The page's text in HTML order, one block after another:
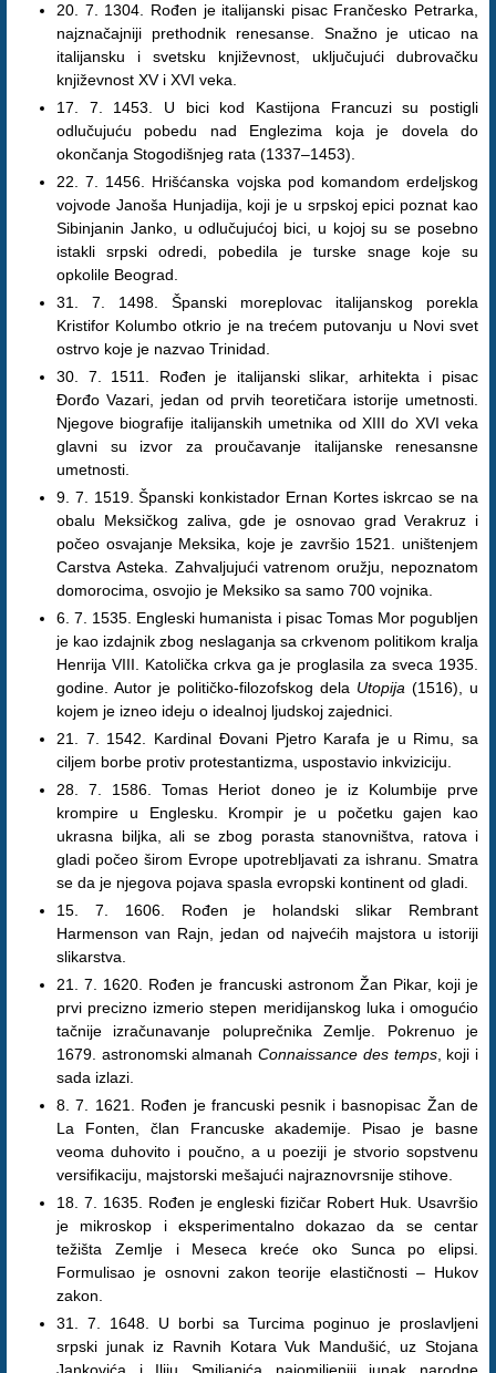
20. 7. 1304. Rođen je italijanski pisac Frančesko Petrarka,
najznačajniji prethodnik renesanse. Snažno je uticao na
italijansku i svetsku književnost, uključujući dubrovačku
književnost XV i XVI veka.
17. 7. 1453. U bici kod Kastijona Francuzi su postigli
odlučujuću pobedu nad Englezima koja je dovela do
okončanja Stogodišnjeg rata (1337–1453).
22. 7. 1456. Hrišćanska vojska pod komandom erdeljskog
vojvode Janoša Hunjadija, koji je u srpskoj epici poznat kao
Sibinjanin Janko, u odlučujućoj bici, u kojoj su se posebno
istakli srpski odredi, pobedila je turske snage koje su
opkolile Beograd.
31. 7. 1498. Španski moreplovac italijanskog porekla
Kristifor Kolumbo otkrio je na trećem putovanju u Novi svet
ostrvo koje je nazvao Trinidad.
30. 7. 1511. Rođen je italijanski slikar, arhitekta i pisac
Đorđo Vazari, jedan od prvih teoretičara istorije umetnosti.
Njegove biografije italijanskih umetnika od XIII do XVI veka
glavni su izvor za proučavanje italijanske renesansne
umetnosti.
9. 7. 1519. Španski konkistador Ernan Kortes iskrcao se na
obalu Meksičkog zaliva, gde je osnovao grad Verakruz i
počeo osvajanje Meksika, koje je završio 1521. uništenjem
Carstva Asteka. Zahvaljujući vatrenom oružju, nepoznatom
domorocima, osvojio je Meksiko sa samo 700 vojnika.
6. 7. 1535. Engleski humanista i pisac Tomas Mor pogubljen
je kao izdajnik zbog neslaganja sa crkvenom politikom kralja
Henrija VIII. Katolička crkva ga je proglasila za sveca 1935.
godine. Autor je političko-filozofskog dela Utopija (1516), u
kojem je izneo ideju o idealnoj ljudskoj zajednici.
21. 7. 1542. Kardinal Đovani Pjetro Karafa je u Rimu, sa
ciljem borbe protiv protestantizma, uspostavio inkviziciju.
28. 7. 1586. Tomas Heriot doneo je iz Kolumbije prve
krompire u Englesku. Krompir je u početku gajen kao
ukrasna biljka, ali se zbog porasta stanovništva, ratova i
gladi počeo širom Evrope upotrebljavati za ishranu. Smatra
se da je njegova pojava spasla evropski kontinent od gladi.
15. 7. 1606. Rođen je holandski slikar Rembrant
Harmenson van Rajn, jedan od najvećih majstora u istoriji
slikarstva.
21. 7. 1620. Rođen je francuski astronom Žan Pikar, koji je
prvi precizno izmerio stepen meridijanskog luka i omogućio
tačnije izračunavanje poluprečnika Zemlje. Pokrenuo je
1679. astronomski almanahConnaissance des temps, koji i
sada izlazi.
8. 7. 1621. Rođen je francuski pesnik i basnopisac Žan de
La Fonten, član Francuske akademije. Pisao je basne
veoma duhovito i poučno, a u poeziji je stvorio sopstvenu
versifikaciju, majstorski mešajući najraznovrsnije stihove.
18. 7. 1635. Rođen je engleski fizičar Robert Huk. Usavršio
je mikroskop i eksperimentalno dokazao da se centar
težišta Zemlje i Meseca kreće oko Sunca po elipsi.
Formulisao je osnovni zakon teorije elastičnosti – Hukov
zakon.
31. 7. 1648. U borbi sa Turcima poginuo je proslavljeni
srpski junak iz Ravnih Kotara Vuk Mandušić, uz Stojana